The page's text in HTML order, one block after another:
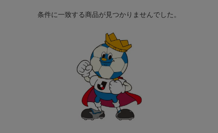
条件に一致する商品が見つかりませんでした。